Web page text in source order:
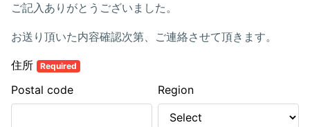
ご記入ありがとうございました。
お送り頂いた内容確認次第、ご連絡させて頂きます。
住所 Required
Postal code Region